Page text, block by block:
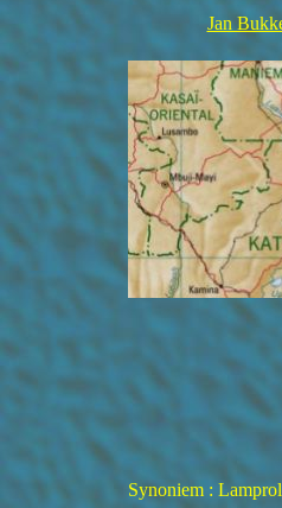
Jan
Synoniem :